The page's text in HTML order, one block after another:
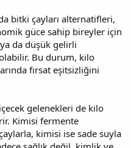
bitki çayları alternatifleri,
güce sahip bireyler için
da düşük gelirli
olabilir. Bu durum, kilo
fırsat eşitsizliğini
gelenekleri de kilo
Kimisi fermente
kimisi ise sade suyla